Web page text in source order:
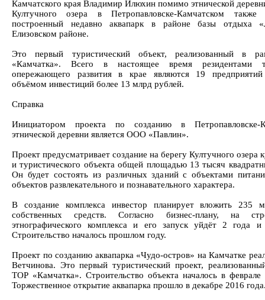
Камчатского края Владимир Илюхин помимо этнической
Култучного озера в Петропавловске-Камчатском также
построенный недавно аквапарк в районе базы отдыха
Елизовском районе.
Это первый туристический объект, реализованный в
«Камчатка». Всего в настоящее время резидентами
опережающего развития в крае являются 19
объёмом инвестиций более 13 млрд рублей.
Справка
Инициатором проекта по созданию в Петропавловске-
этнической деревни является ООО «Павлин».
Проект предусматривает создание на берегу Култучного озера
и туристического объекта общей площадью 13 тысяч
Он будет состоять из различных зданий с объектами
объектов развлекательного и познавательного характера.
В создание комплекса инвестор планирует вложить 235
собственных средств. Согласно бизнес-плану, на
этнографического комплекса и его запуск уйдёт 2 года
Строительство началось прошлом году.
Проект по созданию аквапарка «Чудо-остров» на Камчатке
Ветчинова. Это первый туристический проект,
ТОР «Камчатка». Строительство объекта началось в феврале
Торжественное открытие аквапарка прошло в декабре 2016